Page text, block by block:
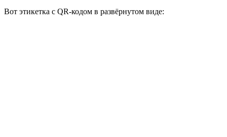
Вот этикетка с QR-кодом в развёрнутом виде: